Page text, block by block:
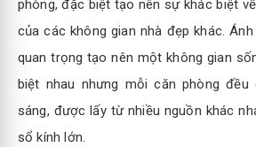
phòng, đặc biệt tạo nên sự khác biệt
của các không gian nhà đẹp khác.
quan trọng tạo nên một không gian
biệt nhau nhưng mỗi căn phòng đều
sáng, được lấy từ nhiều nguồn khác
sổ kính lớn.